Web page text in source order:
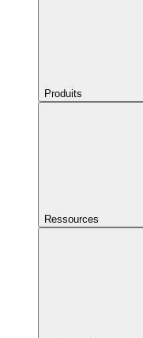
Produits
Ressources